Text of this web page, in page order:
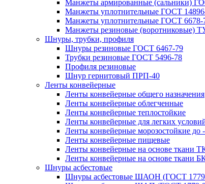
Манжеты армированные (сальники)
Манжеты уплотнительные ГОСТ
Манжеты уплотнительные ГОСТ 6678-
Манжеты резиновые (воротниковые)
Шнуры, трубки, профиля
Шнуры резиновые ГОСТ 6467-79
Трубки резиновые ГОСТ 5496-78
Профиля резиновые
Шнур гернитовый ПРП-40
Ленты конвейерные
Ленты конвейерные общего назначения
Ленты конвейерные облегченные
Ленты конвейерные теплостойкие
Ленты конвейерные для легких
Ленты конвейерные морозостойкие до
Ленты конвейерные пищевые
Ленты конвейерные на основе ткани
Ленты конвейерные на основе ткани
Шнуры асбестовые
Шнуры асбестовые ШАОН (ГОСТ